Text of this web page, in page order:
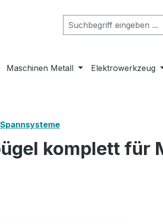
Maschinen Metall Elektrowerkzeug
komplett für